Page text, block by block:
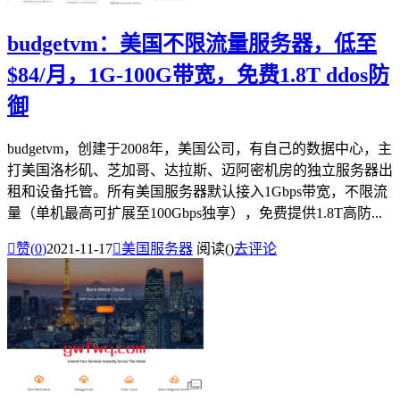
budgetvm：美国不限流量服务器，低至
$84/月，1G-100G带宽，免费1.8T ddos防
御
budgetvm，创建于2008年，美国公司，有自己的数据中心，主
打美国洛杉矶、芝加哥、达拉斯、迈阿密机房的独立服务器出
租和设备托管。所有美国服务器默认接入1Gbps带宽，不限流
量（单机最高可扩展至100Gbps独享），免费提供1.8T高防...
赞(0)2021-11-17美国服务器 阅读()去评论